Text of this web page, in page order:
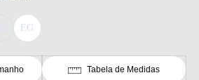
EG
Tabela de Medidas